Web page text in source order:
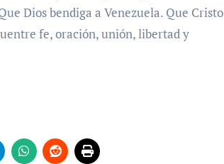
Dios bendiga a Venezuela. Que Cristo
fe, oración, unión, libertad y